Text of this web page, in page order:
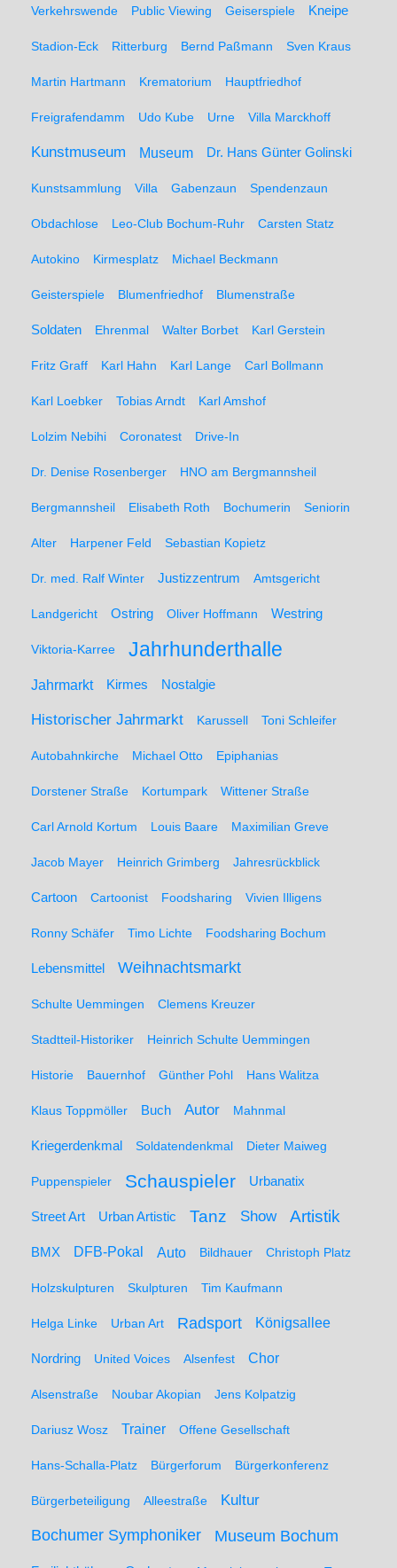
Verkehrswende Public Viewing Geiserspiele Kneipe
Stadion-Eck Ritterburg Bernd Paßmann Sven Kraus
Martin Hartmann Krematorium Hauptfriedhof
Freigrafendamm Udo Kube Urne Villa Marckhoff
Kunstmuseum Museum Dr. Hans Günter Golinski
Kunstsammlung Villa Gabenzaun Spendenzaun
Obdachlose Leo-Club Bochum-Ruhr Carsten Statz
Autokino Kirmesplatz Michael Beckmann
Geisterspiele Blumenfriedhof Blumenstraße
Soldaten Ehrenmal Walter Borbet Karl Gerstein
Fritz Graff Karl Hahn Karl Lange Carl Bollmann
Karl Loebker Tobias Arndt Karl Amshof
Lolzim Nebihi Coronatest Drive-In
Dr. Denise Rosenberger HNO am Bergmannsheil
Bergmannsheil Elisabeth Roth Bochumerin Seniorin
Alter Harpener Feld Sebastian Kopietz
Dr. med. Ralf Winter Justizzentrum Amtsgericht
Landgericht Ostring Oliver Hoffmann Westring
Viktoria-Karree Jahrhunderthalle
Jahrmarkt Kirmes Nostalgie
Historischer Jahrmarkt Karussell Toni Schleifer
Autobahnkirche Michael Otto Epiphanias
Dorstener Straße Kortumpark Wittener Straße
Carl Arnold Kortum Louis Baare Maximilian Greve
Jacob Mayer Heinrich Grimberg Jahresrückblick
Cartoon Cartoonist Foodsharing Vivien Illigens
Ronny Schäfer Timo Lichte Foodsharing Bochum
Lebensmittel Weihnachtsmarkt
Schulte Uemmingen Clemens Kreuzer
Stadtteil-Historiker Heinrich Schulte Uemmingen
Historie Bauernhof Günther Pohl Hans Walitza
Klaus Toppmöller Buch Autor Mahnmal
Kriegerdenkmal Soldatendenkmal Dieter Maiweg
Puppenspieler Schauspieler Urbanatix
Street Art Urban Artistic Tanz Show Artistik
BMX DFB-Pokal Auto Bildhauer Christoph Platz
Holzskulpturen Skulpturen Tim Kaufmann
Helga Linke Urban Art Radsport Königsallee
Nordring United Voices Alsenfest Chor
Alsenstraße Noubar Akopian Jens Kolpatzig
Dariusz Wosz Trainer Offene Gesellschaft
Hans-Schalla-Platz Bürgerforum Bürgerkonferenz
Bürgerbeteiligung Alleestraße Kultur
Bochumer Symphoniker Museum Bochum